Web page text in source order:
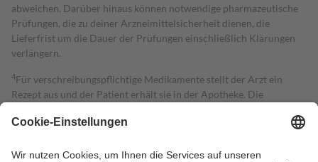
abweichen. Darüber hinaus können notwendige pharmazeutische
Prüfungen, die zu deiner Arzneimittelsicherheit dienen, die
Lieferfrist um die Dauer der Prüfungen einschließlich Klärungen
verlängern.
4Für verschreibungspflichtige Medikamente stellt der Arzt ein
Rezept aus und der Patient erhält sie in der Apotheke. Die
Kosten dafür, der Versicherte trägt einen Teil davon als Zuzahlung
Grundsätzlich leisten Mitglieder Zuzahlungen in Höhe von zehn